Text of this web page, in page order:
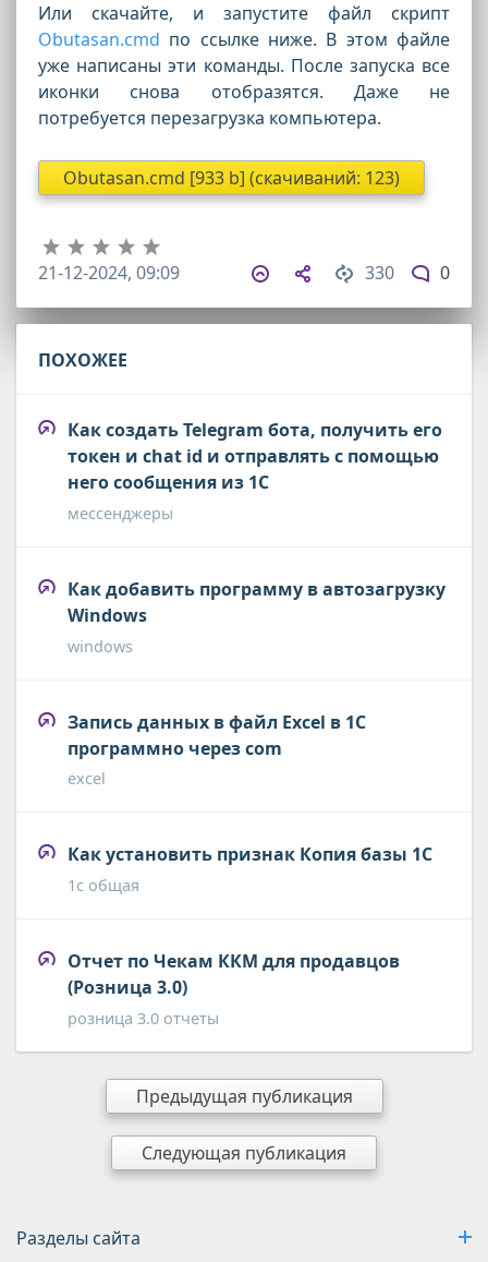
Или скачайте, и запустите файл скрипт
Obutasan.cmd по ссылке ниже. В этом файле
уже написаны эти команды. После запуска все
иконки снова отобразятся. Даже не
потребуется перезагрузка компьютера.
Obutasan.cmd [933 b] (cкачиваний: 123)
330 0
21-12-2024, 09:09
ПОХОЖЕЕ
Как создать Telegram бота, получить его
токен и chat id и отправлять с помощью
него сообщения из 1С
мессенджеры
Как добавить программу в автозагрузку
Windows
windows
Запись данных в файл Excel в 1С
программно через com
excel
Как установить признак Копия базы 1С
1с общая
Отчет по Чекам ККМ для продавцов
(Розница 3.0)
розница 3.0 отчеты
Предыдущая публикация
Следующая публикация
Разделы сайта